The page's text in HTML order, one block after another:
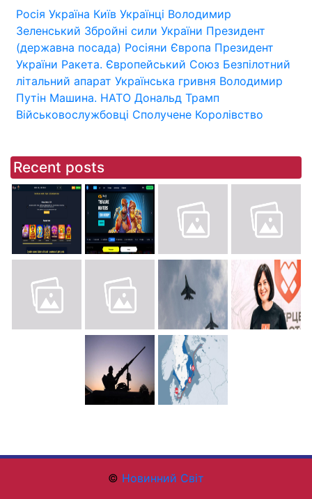
Росія Україна Київ Українці Володимир
Зеленський Збройні сили України Президент
(державна посада) Росіяни Європа Президент
України Ракета. Європейський Союз Безпілотний
літальний апарат Українська гривня Володимир
Путін Машина. НАТО Дональд Трамп
Військовослужбовці Сполучене Королівство
Recent posts
© Новинний Світ